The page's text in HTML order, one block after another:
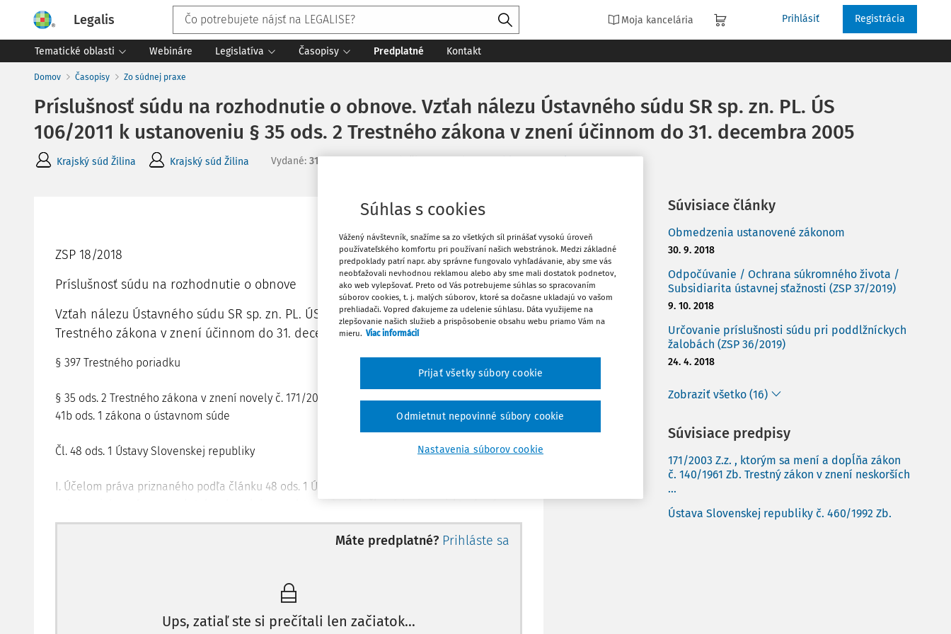
Legalis Moja kancelária Prihlásiť Registrácia
Tematické oblasti Webináre Legislatíva Časopisy Predplatné Kontakt
Domov Časopisy Zo súdnej praxe
Príslušnosť súdu na rozhodnutie o obnove. Vzťah nálezu Ústavného súdu SR sp. zn. PL. ÚS
106/2011 k ustanoveniu § 35 ods. 2 Trestného zákona v znení účinnom do 31. decembra 2005
Krajský súd Žilina Krajský súd Žilina Vydané: 31. 3. 2018
ZSP 18/2018
Príslušnosť súdu na rozhodnutie o obnove
Vzťah nálezu Ústavného súdu SR sp. zn. PL. ÚS 106/2011 k ustanoveniu § 35 ods. 2
Trestného zákona v znení účinnom do 31. decembra 2005
§ 397 Trestného poriadku
§ 35 ods. 2 Trestného zákona v znení novely č. 171/2003 Z.z. a § 41 ods. 2 Trestného zákona §
41b ods. 1 zákona o ústavnom súde
Čl. 48 ods. 1 Ústavy Slovenskej republiky
I. Účelom práva priznaného podľa článku 48 ods. 1 Ústavy SR je zabezpečiť občanovi, aby
ochranu jeho právam poskytol sudca alebo predstaviteľ tej zložky súdnej moci, ktorá má
právomoc vo veci konať, a aby ochranu práva v rámci súdnej moci poskytol zákonný sudca
súdu SR, sp. zn. PL. ÚS 106/2011 z 28. novembra 2012 primeraným jeho obsahový princíp
konkrétneho zákona. Citovaný nález ústavného súdu sa preto použije aj vo vzťahu k
Máte predplatné? Prihláste sa
Ups, zatiaľ ste si prečítali len začiatok...
Obľúbené
Zdieľať
Súvisiace články
Obmedzenia ustanovené zákonom
30. 9. 2018
Odpočúvanie / Ochrana súkromného života /
Subsidiarita ústavnej sťažnosti (ZSP 37/2019)
9. 10. 2018
Určovanie príslušnosti súdu pri poddlžníckych
žalobách (ZSP 36/2019)
24. 4. 2018
Zobraziť všetko (16)
Súvisiace predpisy
171/2003 Z.z. , ktorým sa mení a dopĺňa zákon
č. 140/1961 Zb. Trestný zákon v znení neskorších
...
Ústava Slovenskej republiky č. 460/1992 Zb.
Súhlas s cookies
Vážený návštevník, snažíme sa zo všetkých síl prinášať vysokú úroveň
používateľského komfortu pri používaní našich webstránok. Medzi základné
predpoklady patrí napr. aby správne fungovalo vyhľadávanie, aby sme vás
neobťažovali nevhodnou reklamou alebo aby sme mali dostatok podnetov,
ako web vylepšovať. Preto od Vás potrebujeme súhlas so spracovaním
súborov cookies, t. j. malých súborov, ktoré sa dočasne ukladajú vo vašom
prehliadači. Vopred ďakujeme za udelenie súhlasu. Dáta využijeme na
zlepšovanie našich služieb a prispôsobenie obsahu webu priamo Vám na
mieru. Viac informácií
Nastavenia súborov cookie
Odmietnut nepovinné súbory cookie
Prijať všetky súbory cookie